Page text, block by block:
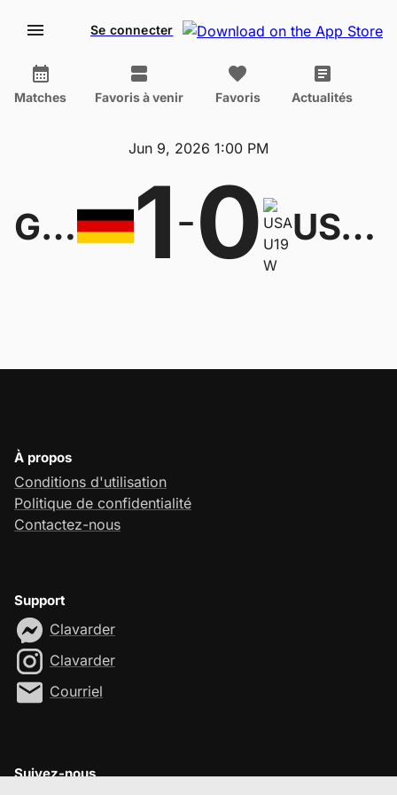
Se connecter
Matches Favoris à venir Favoris Actualités
Jun 9, 2026 1:00 PM
Germany U19 W 1-0 USA U19 W
À propos
Conditions d'utilisation
Politique de confidentialité
Contactez-nous
Support
Clavarder
Clavarder
Courriel
Suivez-nous